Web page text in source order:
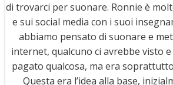
di trovarci per suonare. Ronnie è
e sui social media con i suoi
abbiamo pensato di suonare e
internet, qualcuno ci avrebbe visto
pagato qualcosa, ma era
Questa era l’idea alla base,